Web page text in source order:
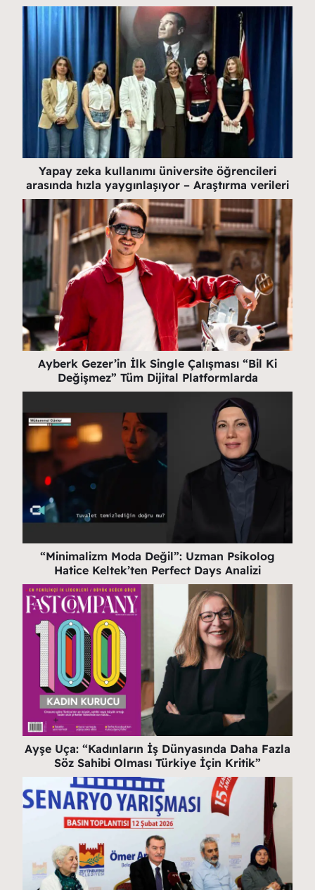
Yapay zeka kullanımı üniversite öğrencileri
arasında hızla yaygınlaşıyor – Araştırma verileri
Ayberk Gezer’in İlk Single Çalışması “Bil Ki
Değişmez” Tüm Dijital Platformlarda
“Minimalizm Moda Değil”: Uzman Psikolog
Hatice Keltek’ten Perfect Days Analizi
Ayşe Uça: “Kadınların İş Dünyasında Daha Fazla
Söz Sahibi Olması Türkiye İçin Kritik”